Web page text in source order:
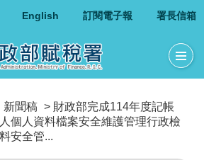
English 訂閱電子報 署長信箱
新聞稿 > 財政部完成114年度記帳
個人資料檔案安全維護管理行政檢
安全管...